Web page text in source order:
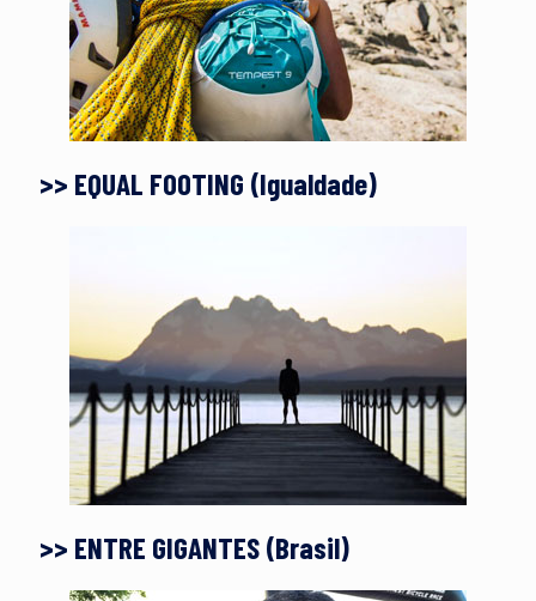
>> EQUAL FOOTING (Igualdade)
>> ENTRE GIGANTES (Brasil)